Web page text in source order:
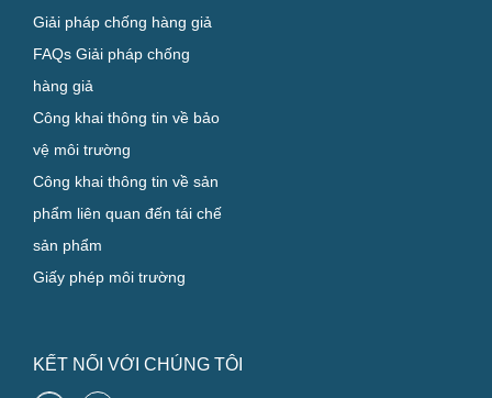
Giải pháp chống hàng giả
FAQs Giải pháp chống
hàng giả
Công khai thông tin về bảo
vệ môi trường
Công khai thông tin về sản
phẩm liên quan đến tái chế
sản phẩm
Giấy phép môi trường
KẾT NỐI VỚI CHÚNG TÔI